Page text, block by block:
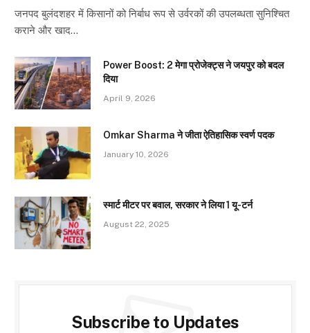
जनपद बुलंदशहर में किसानों को निर्बाध रूप से उर्वरकों की उपलब्धता सुनिश्चित
कराने और खाद…
Power Boost: 2 मेगा प्रोजेक्ट्स ने जयपुर को बदल
दिया
April 9, 2026
Omkar Sharma ने जीता ऐतिहासिक स्वर्ण पदक
January 10, 2026
स्मार्ट मीटर पर बवाल, सरकार ने लिया 1 यू-टर्न
August 22, 2025
Subscribe to Updates